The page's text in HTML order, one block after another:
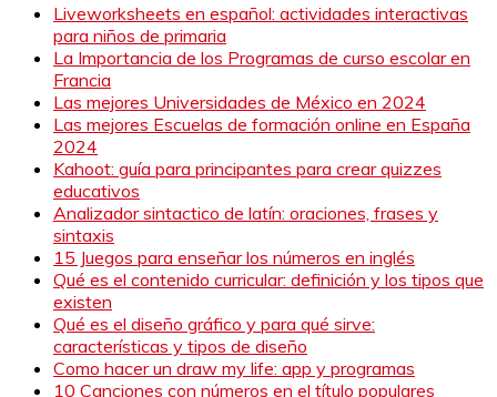
Liveworksheets en español: actividades interactivas
para niños de primaria
La Importancia de los Programas de curso escolar en
Francia
Las mejores Universidades de México en 2024
Las mejores Escuelas de formación online en España
2024
Kahoot: guía para principantes para crear quizzes
educativos
Analizador sintactico de latín: oraciones, frases y
sintaxis
15 Juegos para enseñar los números en inglés
Qué es el contenido curricular: definición y los tipos que
existen
Qué es el diseño gráfico y para qué sirve:
características y tipos de diseño
Como hacer un draw my life: app y programas
10 Canciones con números en el título populares